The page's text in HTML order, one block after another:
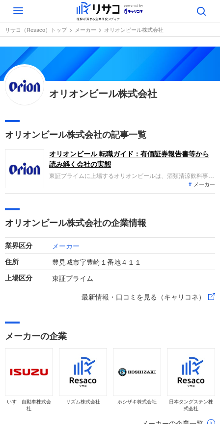
Toggle
navigation
リサコ（Resaco）トップ メーカー オリオンビール株式会社
オリオンビール株式会社
オリオンビール株式会社の記事一覧
オリオンビール 転職ガイド：有価証券報告書等から
読み解く会社の実態
東証プライムに上場するオリオンビールは、酒類清涼飲料事業
と観光・ホテル事業を展開しています。直近の業績は、価格改
定やホテル事業の客室単価向上により増収増益を達成しまし
メーカー
オリオンビール株式会社の企業情報
業界区分 メーカー
住所 豊見城市字豊崎１番地４１１
上場区分
東証プライム
最新情報・口コミを見る（キャリコネ）
メーカーの企業
いすゞ自動車株式会
社
リズム株式会社 ホシザキ株式会社
日本タングステン株
式会社